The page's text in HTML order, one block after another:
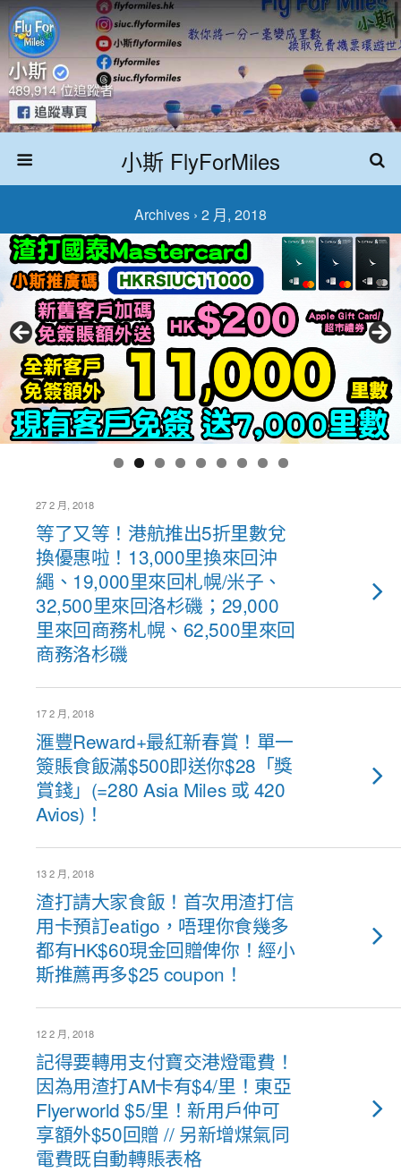
小斯 FlyForMiles
Archives › 2 月, 2018
27 2 月, 2018
等了又等！港航推出5折里數兌
換優惠啦！13,000里換來回沖
繩、19,000里來回札幌/米子、
32,500里來回洛杉磯；29,000
里來回商務札幌、62,500里來回
商務洛杉磯
17 2 月, 2018
滙豐Reward+最紅新春賞！單一
簽賬食飯滿$500即送你$28「獎
賞錢」(=280 Asia Miles 或 420
Avios)！
13 2 月, 2018
渣打請大家食飯！首次用渣打信
用卡預訂eatigo，唔理你食幾多
都有HK$60現金回贈俾你！經小
斯推薦再多$25 coupon！
12 2 月, 2018
記得要轉用支付寶交港燈電費！
因為用渣打AM卡有$4/里！東亞
Flyerworld $5/里！新用戶仲可
享額外$50回贈 // 另新增煤氣同
電費既自動轉賬表格